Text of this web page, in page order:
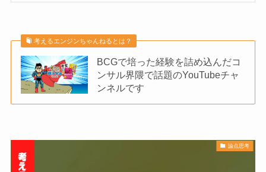
考えるエンジンちゃんねるとは？
BCGで培った経験を詰め込んだコ
ンサル界隈で話題のYouTubeチャ
ンネルです
論点思考